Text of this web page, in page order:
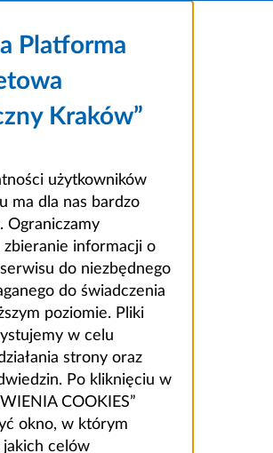
Platforma
Kraków”
użytkowników
ma dla nas bardzo
Ograniczamy
informacji o
do niezbędnego
do świadczenia
poziomie. Pliki
w celu
strony oraz
Po kliknięciu w
COOKIES”
okno, w którym
jakich celów